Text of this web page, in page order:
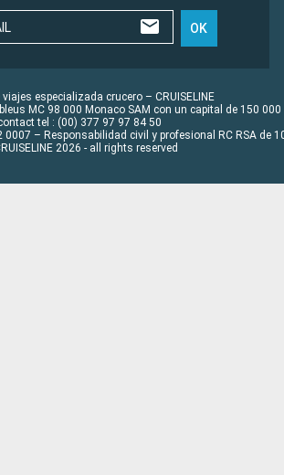
OK
especializada crucero – CRUISELINE
MC 98 000 Monaco SAM con un capital de 150 000
tel : (00) 377 97 97 84 50
– Responsabilidad civil y profesional RC RSA de
2026 - all rights reserved